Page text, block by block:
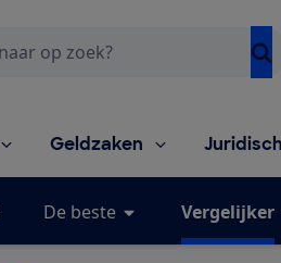
Geldzaken
De beste Vergelijker